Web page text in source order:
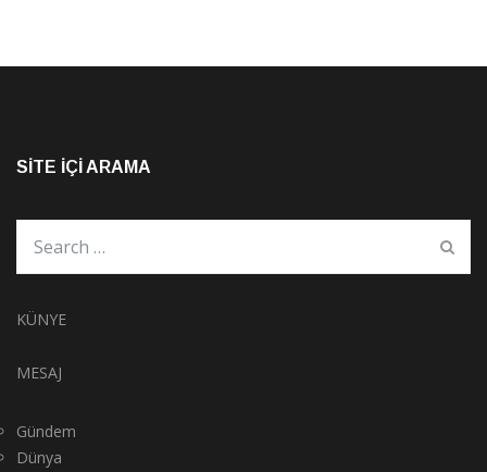
SITE İÇI ARAMA
KÜNYE
MESAJ
Gündem
Dünya